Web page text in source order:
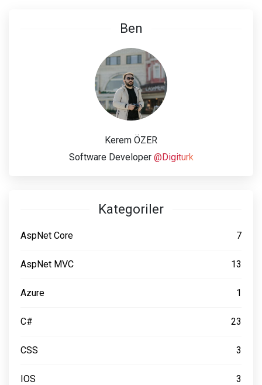
Ben
Kerem ÖZER
Software Developer @Digiturk
Kategoriler
AspNet Core 7
AspNet MVC 13
Azure 1
C# 23
CSS 3
IOS 3